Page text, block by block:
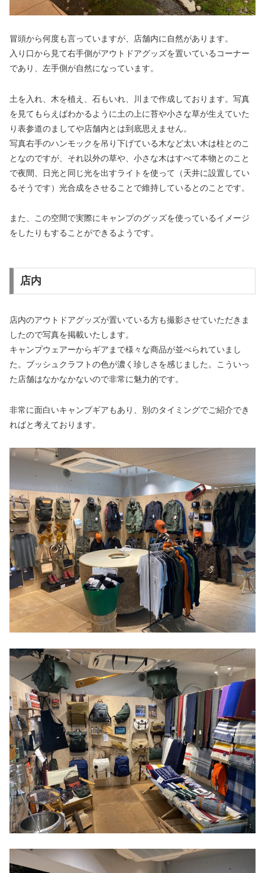
冒頭から何度も言っていますが、店舗内に自然があります。
入り口から見て右手側がアウトドアグッズを置いているコーナー
であり、左手側が自然になっています。
土を入れ、木を植え、石もいれ、川まで作成しております。写真
を見てもらえばわかるように土の上に苔や小さな草が生えていた
り表参道のましてや店舗内とは到底思えません。
写真右手のハンモックを吊り下げている木など太い木は柱とのこ
となのですが、それ以外の草や、小さな木はすべて本物とのこと
で夜間、日光と同じ光を出すライトを使って（天井に設置してい
るそうです）光合成をさせることで維持しているとのことです。
また、この空間で実際にキャンプのグッズを使っているイメージ
をしたりもすることができるようです。
店内
店内のアウトドアグッズが置いている方も撮影させていただきま
したので写真を掲載いたします。
キャンプウェアーからギアまで様々な商品が並べられていまし
た。ブッシュクラフトの色が濃く珍しさを感じました。こういっ
た店舗はなかなかないので非常に魅力的です。
非常に面白いキャンプギアもあり、別のタイミングでご紹介でき
ればと考えております。